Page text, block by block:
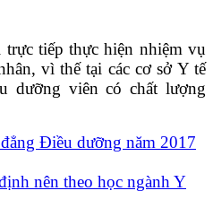
tiếp thực hiện nhiệm vụ
vì thế tại các cơ sở Y tế
dưỡng viên có chất lượng
Điều dưỡng năm 2017
nên theo học ngành Y